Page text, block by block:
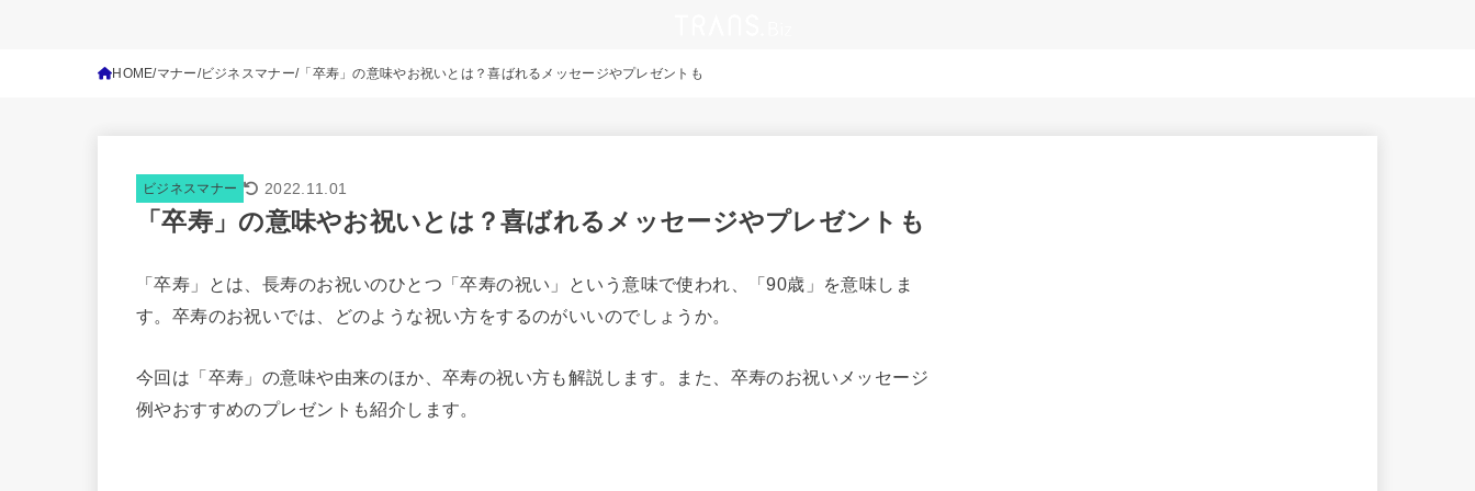
HOME マナー ビジネスマナー 「卒寿」の意味やお祝いとは？喜ばれるメッセージやプレゼントも
ビジネスマナー 2022.11.01
「卒寿」の意味やお祝いとは？喜ばれるメッセージやプレゼントも
「卒寿」とは、長寿のお祝いのひとつ「卒寿の祝い」という意味で使われ、「90歳」を意味しま
す。卒寿のお祝いでは、どのような祝い方をするのがいいのでしょうか。
今回は「卒寿」の意味や由来のほか、卒寿の祝い方も解説します。また、卒寿のお祝いメッセージ
例やおすすめのプレゼントも紹介します。